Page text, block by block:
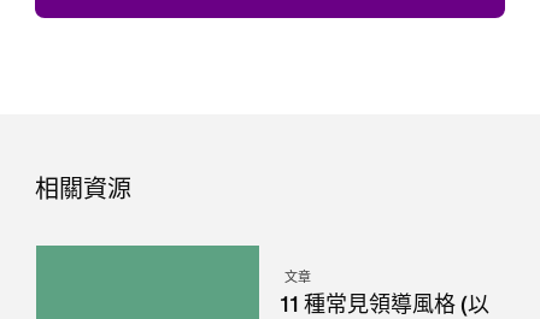
相關資源
文章
11 種常見領導風格 (以